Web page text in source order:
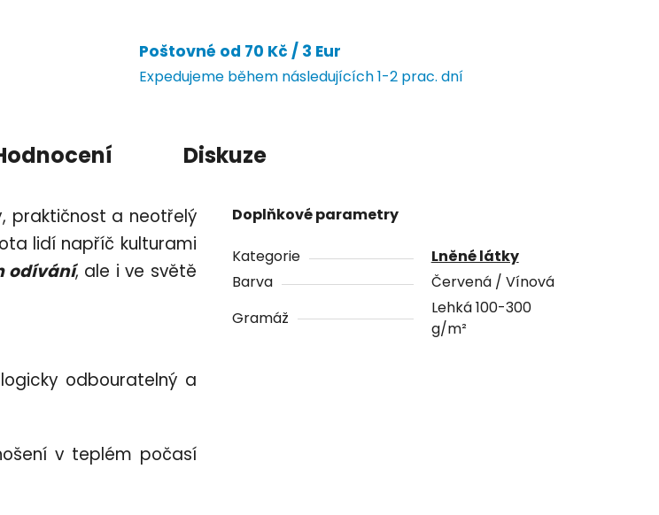
Poštovné od 70 Kč / 3 Eur
Expedujeme během následujících 1-2 prac. dní
Diskuze
praktičnost a neotřelý
lidí napříč kulturami
odívání, ale i ve světě
odbouratelný a
v teplém počasí
Doplňkové parametry
Kategorie
Lněné látky
Barva
Červená / Vínová
Gramáž
Lehká 100-300
g/m²